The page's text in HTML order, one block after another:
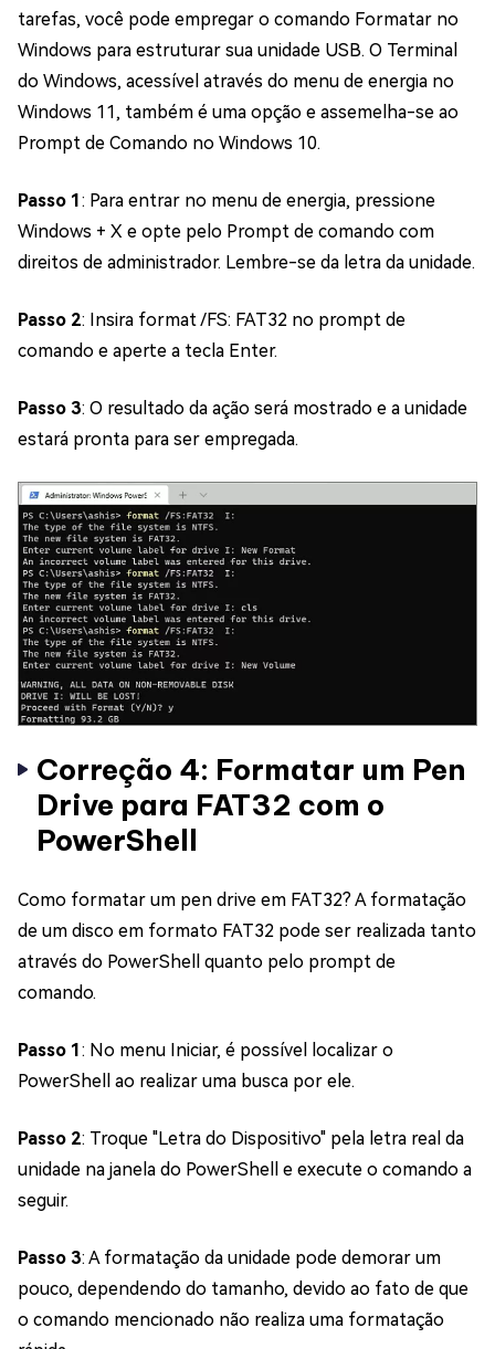
tarefas, você pode empregar o comando Formatar no
Windows para estruturar sua unidade USB. O Terminal
do Windows, acessível através do menu de energia no
Windows 11, também é uma opção e assemelha-se ao
Prompt de Comando no Windows 10.
Passo 1: Para entrar no menu de energia, pressione
Windows + X e opte pelo Prompt de comando com
direitos de administrador. Lembre-se da letra da unidade.
Passo 2: Insira format /FS: FAT32 no prompt de
comando e aperte a tecla Enter.
Passo 3: O resultado da ação será mostrado e a unidade
estará pronta para ser empregada.
Correção 4: Formatar um Pen
Drive para FAT32 com o
PowerShell
Como formatar um pen drive em FAT32? A formatação
de um disco em formato FAT32 pode ser realizada tanto
através do PowerShell quanto pelo prompt de
comando.
Passo 1: No menu Iniciar, é possível localizar o
PowerShell ao realizar uma busca por ele.
Passo 2: Troque "Letra do Dispositivo" pela letra real da
unidade na janela do PowerShell e execute o comando a
seguir.
Passo 3: A formatação da unidade pode demorar um
pouco, dependendo do tamanho, devido ao fato de que
o comando mencionado não realiza uma formatação